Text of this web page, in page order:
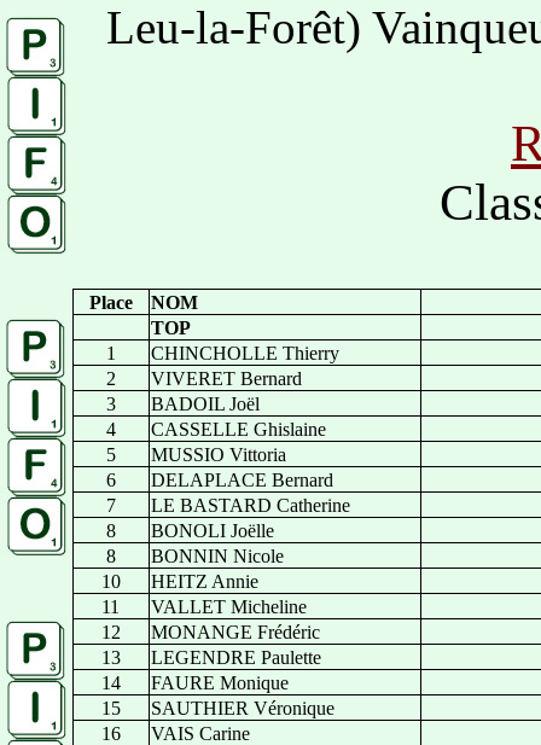
Leu-la-Forêt)
Place
NOM
TOP
1
CHINCHOLLE Thierry
2
VIVERET Bernard
3
BADOIL Joël
4
CASSELLE Ghislaine
5
MUSSIO Vittoria
6
DELAPLACE Bernard
7
LE BASTARD Catherine
8
BONOLI Joëlle
8
BONNIN Nicole
10
HEITZ Annie
11
VALLET Micheline
12
MONANGE Frédéric
13
LEGENDRE Paulette
14
FAURE Monique
15
SAUTHIER Véronique
16
VAIS Carine